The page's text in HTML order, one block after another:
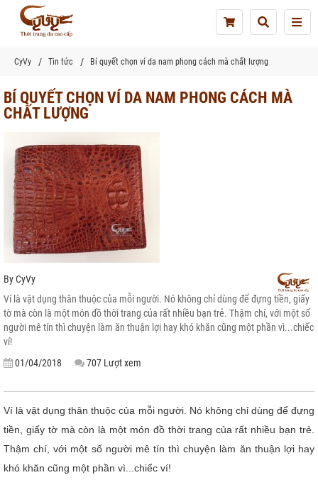
CyVy Tin tức Bí quyết chọn ví da nam phong cách mà chất lượng
BÍ QUYẾT CHỌN VÍ DA NAM PHONG CÁCH MÀ
CHẤT LƯỢNG
ByCyVy
Ví là vật dụng thân thuộc của mỗi người. Nó không chỉ dùng để đựng tiền, giấy
tờ mà còn là một món đồ thời trang của rất nhiều bạn trẻ. Thậm chí, với một số
người mê tín thì chuyện làm ăn thuận lợi hay khó khăn cũng một phần vì...chiếc
ví!
01/04/2018
707 Lượt xem
Ví là vật dụng thân thuộc của mỗi người. Nó không chỉ dùng để đựng
tiền, giấy tờ mà còn là một món đồ thời trang của rất nhiều bạn trẻ.
Thậm chí, với một số người mê tín thì chuyện làm ăn thuận lợi hay
khó khăn cũng một phần vì...chiếc ví!